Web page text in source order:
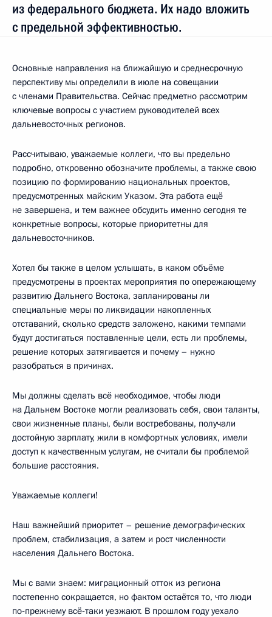
из федерального бюджета. Их надо вложить
с предельной эффективностью.
Основные направления на ближайшую и среднесрочную
перспективу мы определили в июле на совещании
с членами Правительства. Сейчас предметно рассмотрим
ключевые вопросы с участием руководителей всех
дальневосточных регионов.
Рассчитываю, уважаемые коллеги, что вы предельно
подробно, откровенно обозначите проблемы, а также свою
позицию по формированию национальных проектов,
предусмотренных майским Указом. Эта работа ещё
не завершена, и тем важнее обсудить именно сегодня те
конкретные вопросы, которые приоритетны для
дальневосточников.
Хотел бы также в целом услышать, в каком объёме
предусмотрены в проектах мероприятия по опережающему
развитию Дальнего Востока, запланированы ли
специальные меры по ликвидации накопленных
отставаний, сколько средств заложено, какими темпами
будут достигаться поставленные цели, есть ли проблемы,
решение которых затягивается и почему – нужно
разобраться в причинах.
Мы должны сделать всё необходимое, чтобы люди
на Дальнем Востоке могли реализовать себя, свои таланты,
свои жизненные планы, были востребованы, получали
достойную зарплату, жили в комфортных условиях, имели
доступ к качественным услугам, не считали бы проблемой
большие расстояния.
Уважаемые коллеги!
Наш важнейший приоритет – решение демографических
проблем, стабилизация, а затем и рост численности
населения Дальнего Востока.
Мы с вами знаем: миграционный отток из региона
постепенно сокращается, но фактом остаётся то, что люди
по‑прежнему всё‑таки уезжают. В прошлом году уехало